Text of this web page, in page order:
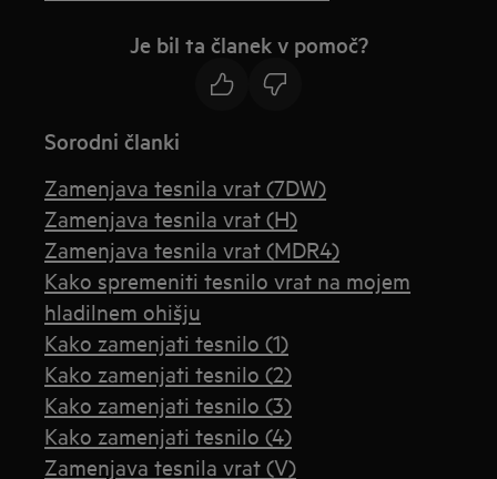
Je bil ta članek v pomoč?
Sorodni članki
Zamenjava tesnila vrat (7DW)
Zamenjava tesnila vrat (H)
Zamenjava tesnila vrat (MDR4)
Kako spremeniti tesnilo vrat na mojem
hladilnem ohišju
Kako zamenjati tesnilo (1)
Kako zamenjati tesnilo (2)
Kako zamenjati tesnilo (3)
Kako zamenjati tesnilo (4)
Zamenjava tesnila vrat (V)